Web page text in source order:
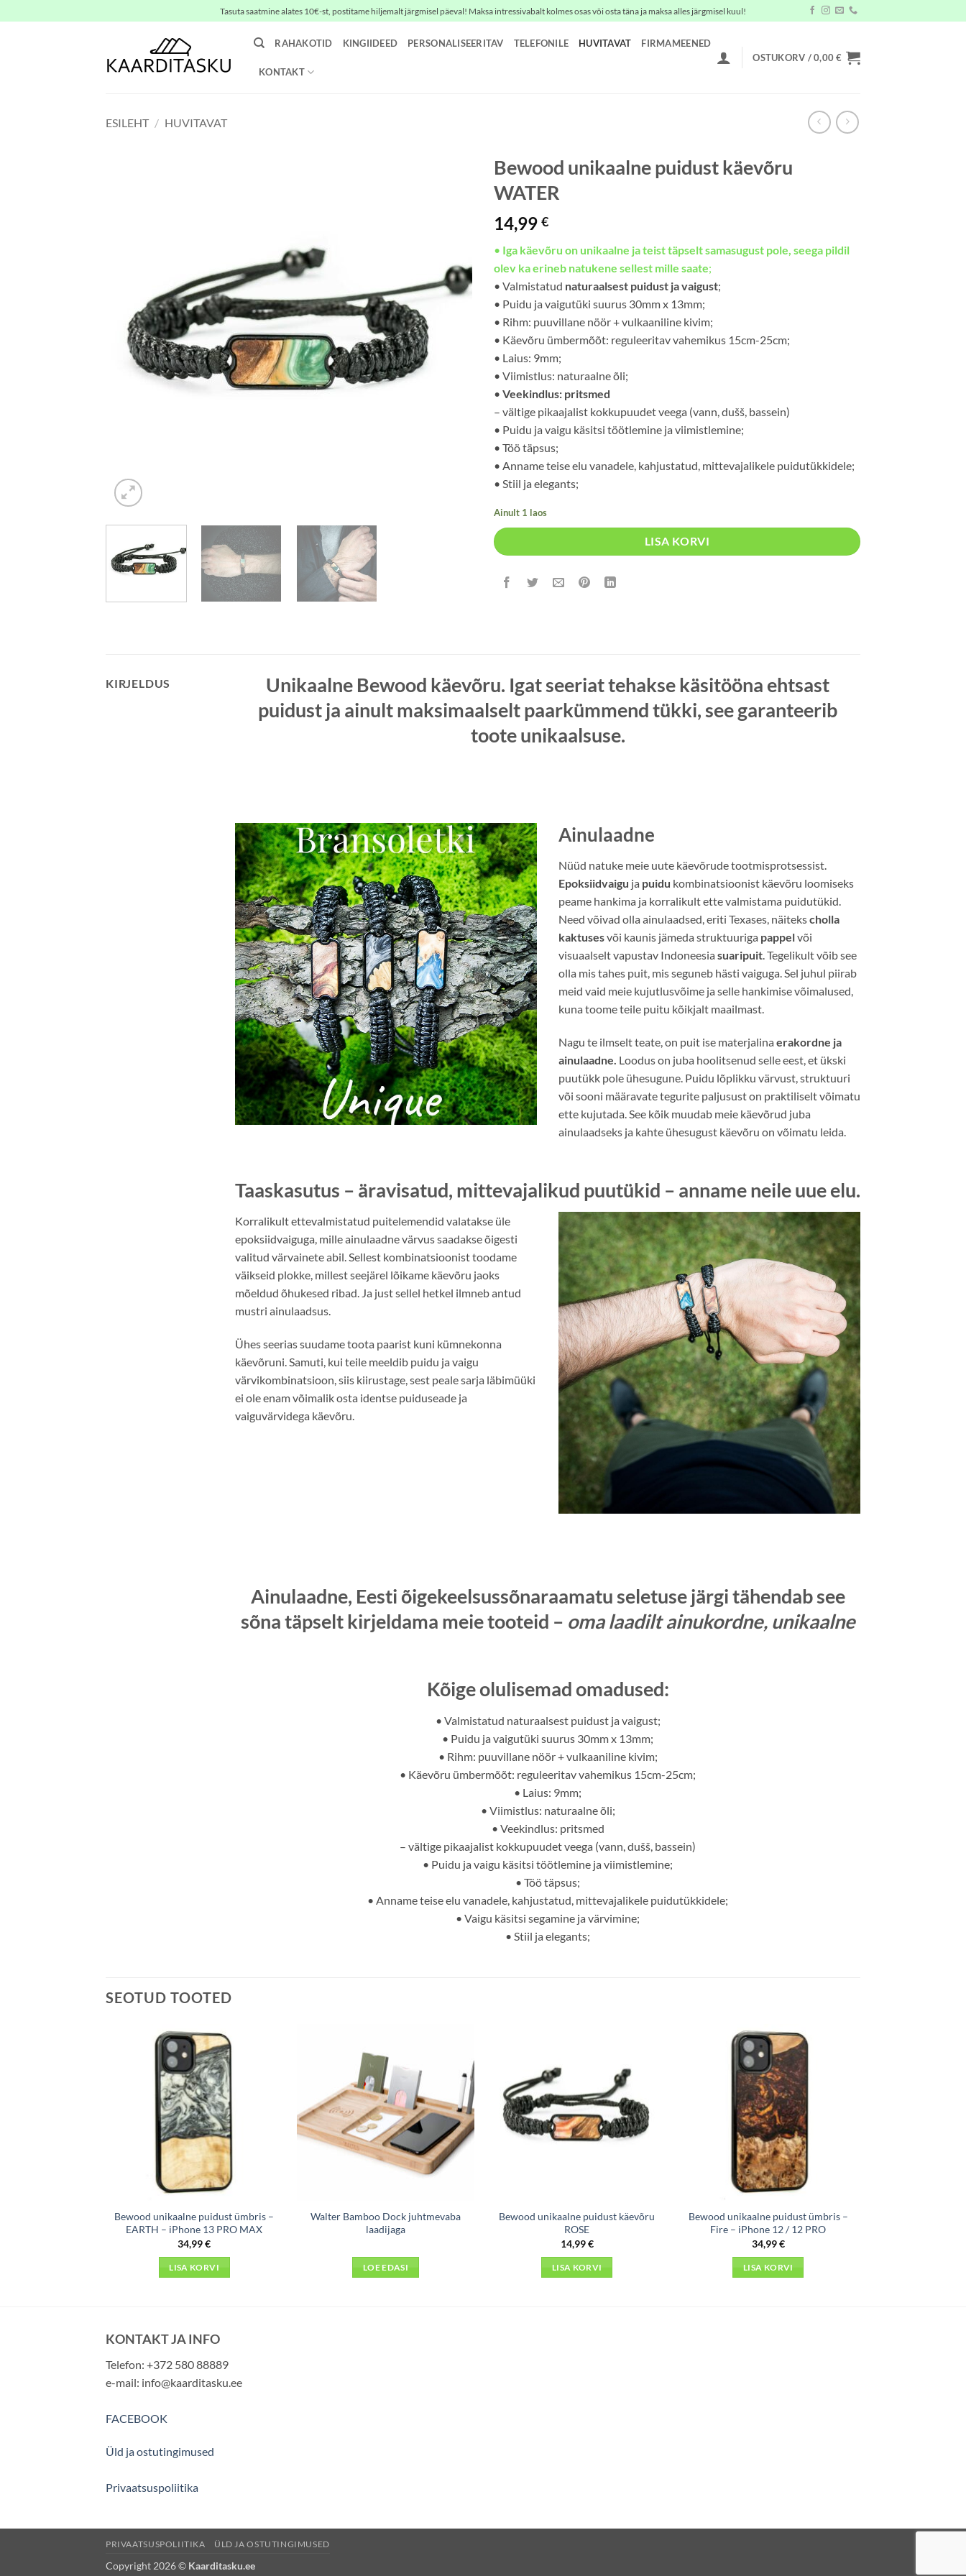
to
Tasuta saatmine alates 10€-st, postitame hiljemalt järgmisel päeval! Maksa intressivabalt kolmes osas või osta täna ja maksa alles järgmisel kuul!
RAHAKOTID KINGIIDEED PERSONALISEERITAV TELEFONILE HUVITAVAT FIRMAMEENED
KONTAKT
OSTUKORV /0,00€
ESILEHT / HUVITAVAT
Bewood unikaalne puidust käevõru
WATER
14,99 €
• Iga käevõru on unikaalne ja teist täpselt samasugust pole, seega pildil
olev ka erineb natukene sellest mille saate;
• Valmistatud naturaalsest puidust ja vaigust;
• Puidu ja vaigutüki suurus 30mm x 13mm;
• Rihm: puuvillane nöör + vulkaaniline kivim;
• Käevõru ümbermõõt: reguleeritav vahemikus 15cm-25cm;
• Laius: 9mm;
• Viimistlus: naturaalne õli;
• Veekindlus: pritsmed
– vältige pikaajalist kokkupuudet veega (vann, dušš, bassein)
• Puidu ja vaigu käsitsi töötlemine ja viimistlemine;
• Töö täpsus;
• Anname teise elu vanadele, kahjustatud, mittevajalikele puidutükkidele;
• Stiil ja elegants;
Ainult 1 laos
LISA KORVI
KIRJELDUS Unikaalne Bewood käevõru. Igat seeriat tehaksekäsitööna ehtsast
puidust ja ainultmaksimaalselt paarkümmend tükki, see garanteerib
tooteunikaalsuse.
Ainulaadne
Nüüd natuke meie uute käevõrude tootmisprotsessist.
Epoksiidvaigu ja puidu kombinatsioonist käevõru loomiseks
peame hankima ja korralikult ette valmistama puidutükid.
Need võivad olla ainulaadsed, eriti Texases, näitekscholla
kaktusesvõi kaunis jämeda struktuuriga pappelvõi
visuaalselt vapustav Indoneesia suaripuit. Tegelikult võib see
olla mis tahes puit, mis seguneb hästi vaiguga. Sel juhul piirab
meid vaid meie kujutlusvõime ja selle hankimise võimalused,
kuna toome teile puitu kõikjalt maailmast.
Nagu te ilmselt teate, on puit ise materjalina erakordne ja
ainulaadne. Loodus on juba hoolitsenud selle eest, et ükski
puutükk pole ühesugune. Puidu lõplikku värvust, struktuuri
või sooni määravate tegurite paljusust on praktiliselt võimatu
ette kujutada. See kõik muudab meie käevõrud juba
ainulaadseks ja kahte ühesugust käevõru on võimatu leida.
Taaskasutus – äravisatud, mittevajalikud puutükid – anname neile uue elu.
Korralikult ettevalmistatud puitelemendid valatakse üle
epoksiidvaiguga, mille ainulaadne värvus saadakse õigesti
valitud värvainete abil. Sellest kombinatsioonist toodame
väikseid plokke, millest seejärel lõikame käevõru jaoks
mõeldud õhukesed ribad. Ja just sellel hetkel ilmneb antud
mustri ainulaadsus.
Ühes seerias suudame toota paarist kuni kümnekonna
käevõruni. Samuti, kui teile meeldib puidu ja vaigu
värvikombinatsioon, siis kiirustage, sest peale sarja läbimüüki
ei ole enam võimalik osta identse puiduseade ja
vaiguvärvidega käevõru.
Ainulaadne, Eesti õigekeelsussõnaraamatu seletuse järgi tähendab see
sõna täpselt kirjeldama meie tooteid – oma laadilt ainukordne, unikaalne
Kõige olulisemad omadused:
• Valmistatud naturaalsest puidust ja vaigust;
• Puidu ja vaigutüki suurus 30mm x 13mm;
• Rihm: puuvillane nöör + vulkaaniline kivim;
• Käevõru ümbermõõt: reguleeritav vahemikus 15cm-25cm;
• Laius: 9mm;
• Viimistlus: naturaalne õli;
• Veekindlus: pritsmed
– vältige pikaajalist kokkupuudet veega (vann, dušš, bassein)
• Puidu ja vaigu käsitsi töötlemine ja viimistlemine;
• Töö täpsus;
• Anname teise elu vanadele, kahjustatud, mittevajalikele puidutükkidele;
• Vaigu käsitsi segamine ja värvimine;
• Stiil ja elegants;
SEOTUD TOOTED
Bewood unikaalne puidust ümbris –
EARTH – iPhone 13 PRO MAX
34,99€
LISA KORVI
Walter Bamboo Dock juhtmevaba
laadijaga
LOE EDASI
Bewood unikaalne puidust käevõru
ROSE
14,99€
LISA KORVI
Bewood unikaalne puidust ümbris –
Fire – iPhone 12 / 12 PRO
34,99€
LISA KORVI
KONTAKT JA INFO
Telefon: +372 580 88889
e-mail: info@kaarditasku.ee
FACEBOOK
Üld ja ostutingimused
Privaatsuspoliitika
PRIVAATSUSPOLIITIKA ÜLD JA OSTUTINGIMUSED
Copyright 2026 © Kaarditasku.ee